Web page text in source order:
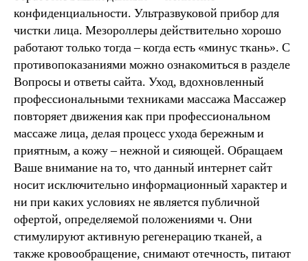
конфиденциальности. Ультразвуковой прибор для
чистки лица. Мезороллеры действительно хорошо
работают только тогда – когда есть «минус ткань». С
противопоказаниями можно ознакомиться в разделе
Вопросы и ответы сайта. Уход, вдохновленный
профессиональными техниками массажа Массажер
повторяет движения как при профессиональном
массаже лица, делая процесс ухода бережным и
приятным, а кожу – нежной и сияющей. Обращаем
Ваше внимание на то, что данный интернет сайт
носит исключительно информационный характер и
ни при каких условиях не является публичной
офертой, определяемой положениями ч. Они
стимулируют активную регенерацию тканей, а
также кровообращение, снимают отечность, питают